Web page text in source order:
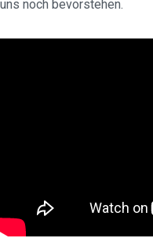
uns noch bevorstehen.